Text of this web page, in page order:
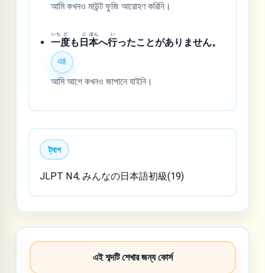
আমি কখনও মাউন্ট ফুজি আরোহণ করিনি।
一
いち
度
ど
も 日
に
本
ほん
へ行
い
ったことがありません。
আমি আগে কখনও জাপানে যাইনি।
ট্যাগ
JLPT N4; みんなの日本語初級(19)
এই শব্দটি শেখার জন্য কোর্স